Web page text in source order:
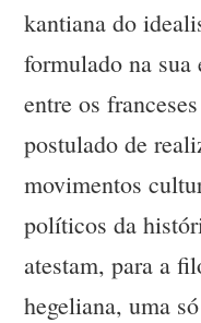
kantiana do
formulado na sua
entre os
postulado de
movimentos
políticos da
atestam, para a
hegeliana, uma